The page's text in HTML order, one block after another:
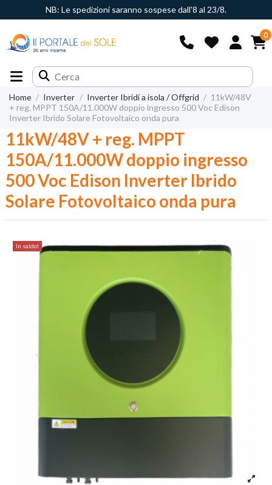
NB: Le spedizioni saranno sospese dall'8 al 23/8.
0
Home Inverter Inverter Ibridi a isola / Offgrid
11kW/48V
+ reg. MPPT 150A/11.000W doppio ingresso 500 Voc Edison
Inverter Ibrido Solare Fotovoltaico onda pura
11kW/48V + reg. MPPT
150A/11.000W doppio ingresso
500 Voc Edison Inverter Ibrido
Solare Fotovoltaico onda pura
In saldo!